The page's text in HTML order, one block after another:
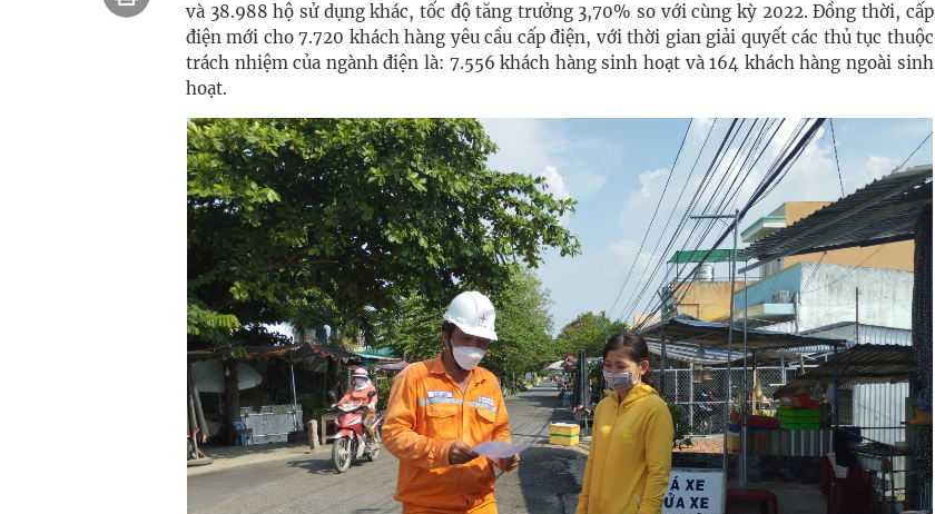
và 38.988 hộ sử dụng khác, tốc độ tăng trưởng 3,70% so với cùng kỳ 2022. Đồng thời, cấp
điện mới cho 7.720 khách hàng yêu cầu cấp điện, với thời gian giải quyết các thủ tục thuộc
trách nhiệm của ngành điện là: 7.556 khách hàng sinh hoạt và 164 khách hàng ngoài sinh
hoạt.